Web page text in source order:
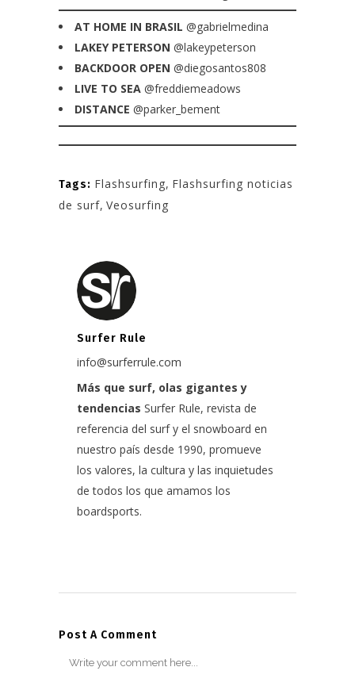
AT HOME IN BRASIL @gabrielmedina
LAKEY PETERSON @lakeypeterson
BACKDOOR OPEN @diegosantos808
LIVE TO SEA @freddiemeadows
DISTANCE @parker_bement
Tags: Flashsurfing, Flashsurfing noticias
de surf, Veosurfing
Surfer Rule
info@surferrule.com
Más que surf, olas gigantes y
tendencias Surfer Rule, revista de
referencia del surf y el snowboard en
nuestro país desde 1990, promueve
los valores, la cultura y las inquietudes
de todos los que amamos los
boardsports.
Post A Comment